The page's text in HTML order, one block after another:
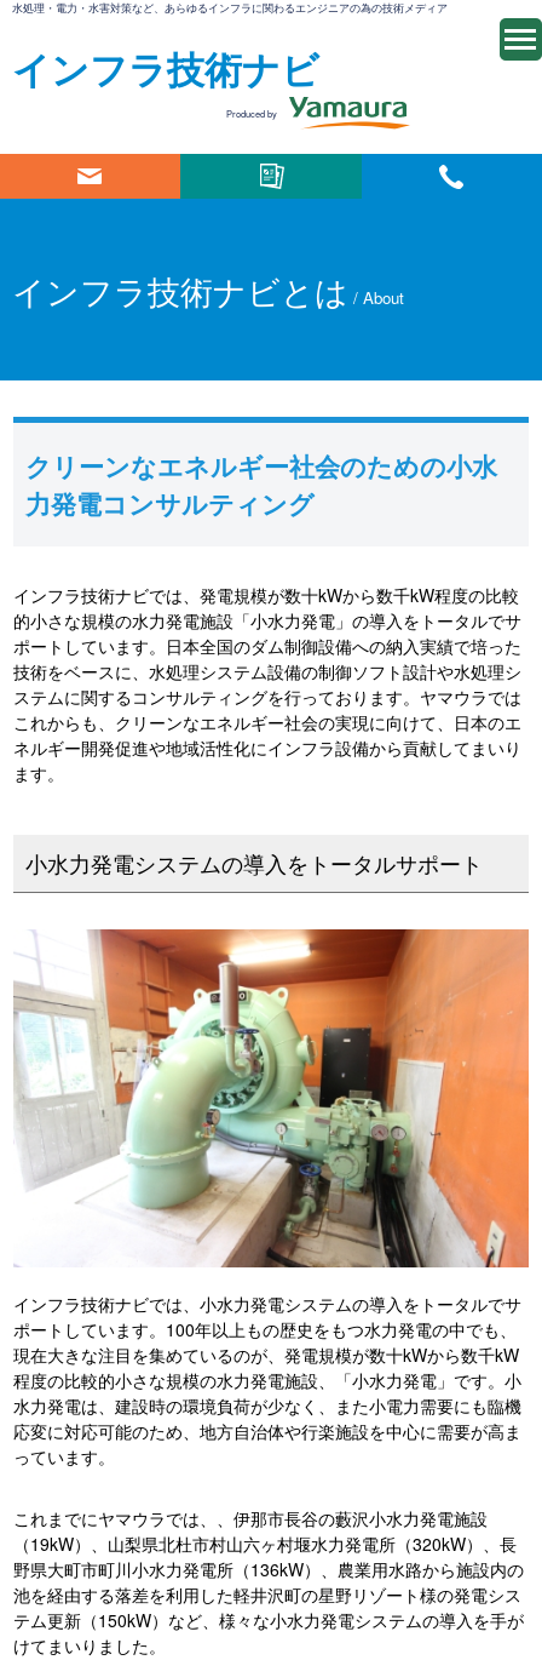
水処理・電力・水害対策など、あらゆるインフラに関わるエンジニアの為の技術メディア
インフラ技術ナビ
Produced by
インフラ技術ナビとは / About
クリーンなエネルギー社会のための小水
力発電コンサルティング
インフラ技術ナビでは、発電規模が数十kWから数千kW程度の比較
的小さな規模の水力発電施設「小水力発電」の導入をトータルでサ
ポートしています。日本全国のダム制御設備への納入実績で培った
技術をベースに、水処理システム設備の制御ソフト設計や水処理シ
ステムに関するコンサルティングを行っております。ヤマウラでは
これからも、クリーンなエネルギー社会の実現に向けて、日本のエ
ネルギー開発促進や地域活性化にインフラ設備から貢献してまいり
ます。
小水力発電システムの導入をトータルサポート
インフラ技術ナビでは、小水力発電システムの導入をトータルでサ
ポートしています。100年以上もの歴史をもつ水力発電の中でも、
現在大きな注目を集めているのが、発電規模が数十kWから数千kW
程度の比較的小さな規模の水力発電施設、「小水力発電」です。小
水力発電は、建設時の環境負荷が少なく、また小電力需要にも臨機
応変に対応可能のため、地方自治体や行楽施設を中心に需要が高ま
っています。
これまでにヤマウラでは、、伊那市長谷の藪沢小水力発電施設
（19kW）、山梨県北杜市村山六ヶ村堰水力発電所（320kW）、長
野県大町市町川小水力発電所（136kW）、農業用水路から施設内の
池を経由する落差を利用した軽井沢町の星野リゾート様の発電シス
テム更新（150kW）など、様々な小水力発電システムの導入を手が
けてまいりました。